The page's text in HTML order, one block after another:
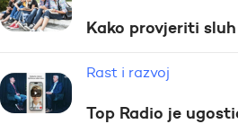
Kako provjeriti
Rast i razvoj
Top Radio je